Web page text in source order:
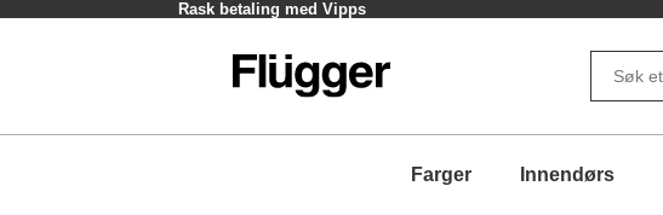
Rask betaling med Vipps
Farger Innendørs